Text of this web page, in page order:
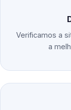
Verificamos a
a